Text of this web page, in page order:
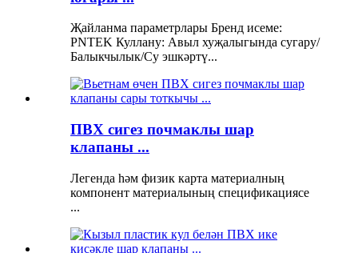
Җайланма параметрлары Бренд исеме:
PNTEK Куллану: Авыл хуҗалыгында сугару/
Балыкчылык/Су эшкәртү...
ПВХ сигез почмаклы шар
клапаны ...
Легенда һәм физик карта материалның
компонент материалының спецификациясе
...